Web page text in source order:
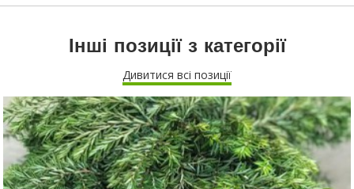
Інші позиції з категорії
Дивитися всі позиції